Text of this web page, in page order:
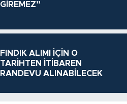
GİREMEZ”
FINDIK ALIMI İÇİN O
TARİHTEN İTİBAREN
RANDEVU ALINABİLECEK